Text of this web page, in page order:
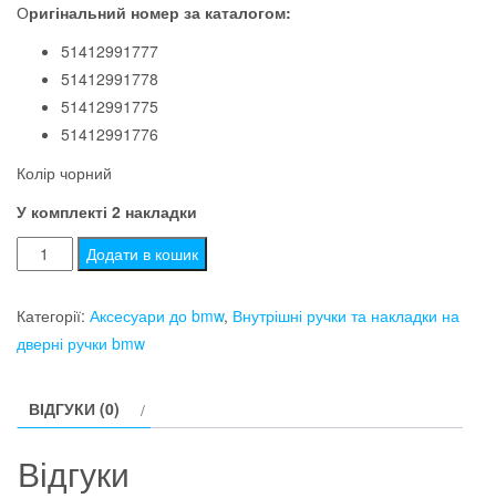
Оригінальний номер за каталогом:
51412991777
51412991778
51412991775
51412991776
Колір чорний
У комплекті 2 накладки
Комплект
внутрішніх
дверей
bmw
e84
кількість
Додати в кошик
Категорії: Аксесуари до bmw, Внутрішні ручки та накладки на
дверні ручки bmw
ВІДГУКИ (0)
Відгуки